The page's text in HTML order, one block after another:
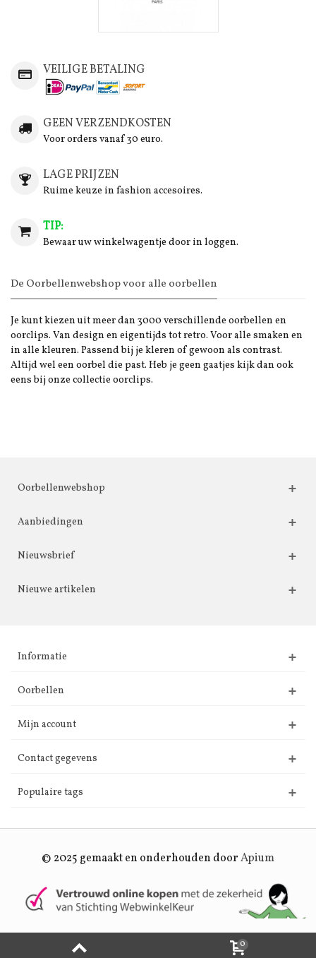
VEILIGE BETALING
GEEN VERZENDKOSTEN
Voor orders vanaf 30 euro.
LAGE PRIJZEN
Ruime keuze in fashion accesoires.
TIP:
Bewaar uw winkelwagentje door in loggen.
De Oorbellenwebshop voor alle oorbellen
Je kunt kiezen uit meer dan 3000 verschillende oorbellen en
oorclips. Van design en eigentijds tot retro. Voor alle smaken en
in alle kleuren. Passend bij je kleren of gewoon als contrast.
Altijd wel een oorbel die past. Heb je geen gaatjes kijk dan ook
eens bij onze collectie oorclips.
Oorbellenwebshop
Aanbiedingen
Nieuwsbrief
Nieuwe artikelen
Informatie
Oorbellen
Mijn account
Contact gegevens
Populaire tags
© 2025 gemaakt en onderhouden doorApium
0